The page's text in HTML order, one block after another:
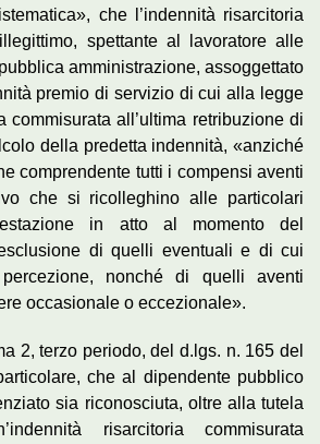
che l’indennità risarcitoria
spettante al lavoratore alle
amministrazione, assoggettato
premio di servizio di cui alla legge
commisurata all’ultima retribuzione di
della predetta indennità, «anziché
comprendente tutti i compensi aventi
che si ricolleghino alle particolari
in atto al momento del
di quelli eventuali e di cui
nonché di quelli aventi
occasionale o eccezionale».
2, terzo periodo, del d.lgs. n. 165 del
che al dipendente pubblico
sia riconosciuta, oltre alla tutela
risarcitoria commisurata